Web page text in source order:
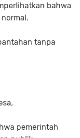
bahwa
tanpa
pemerintah